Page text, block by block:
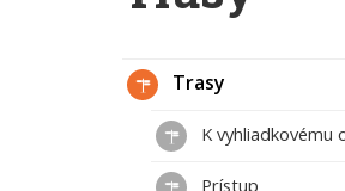
Trasy
K vyhliadkovému
Prístup